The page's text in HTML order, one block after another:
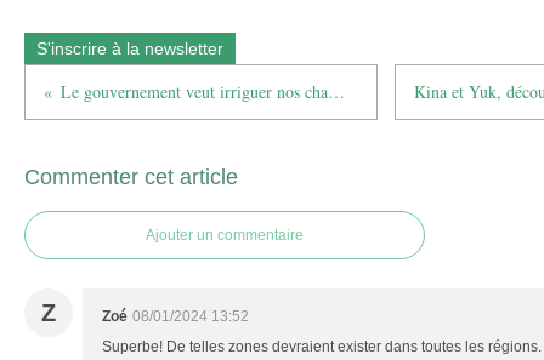
S'inscrire à la newsletter
Le gouvernement veut irriguer nos champs avec les eaux usées
Commenter cet article
Ajouter un commentaire
Z Zoé 08/01/2024 13:52
Superbe! De telles zones devraient exister dans toutes les régions.